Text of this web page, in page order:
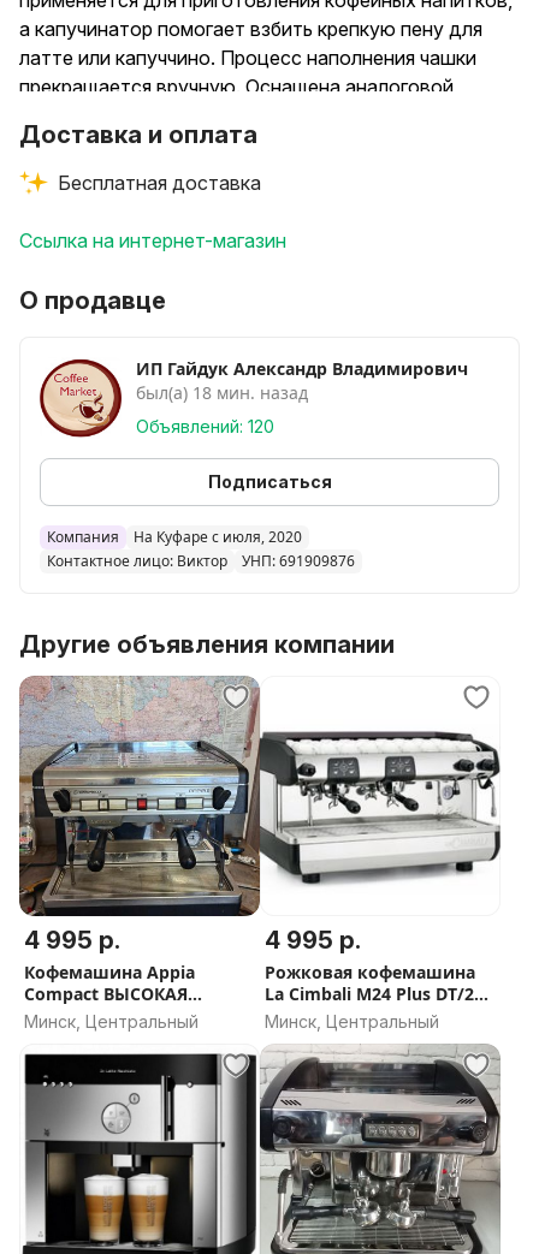
а капучинатор помогает взбить крепкую пену для
латте или капуччино. Процесс наполнения чашки
прекращается вручную. Оснащена аналоговой
Присутствуют световые индикаторы включения
помпы, об окончании работы оповещает
специальный сигнал. Подогреватель чашек от
бойлера
Доставка и оплата
Бесплатная доставка
Ссылка на интернет-магазин
О продавце
ИП Гайдук Александр Владимирович
был(а) 18 мин. назад
Объявлений: 120
Подписаться
Компания
На Куфаре с июля, 2020
Контактное лицо: Виктор
УНП: 691909876
Другие объявления компании
4 995 р.
Кофемашина Appia
Compact ВЫСОКАЯ
ГРУППА 2 Gr V (Nuova
Simonelli, Италия)
Минск, Центральный
4 995 р.
Рожковая кофемашина
La Cimbali M24 Plus DT/2
ИТАЛИЯ
Минск, Центральный